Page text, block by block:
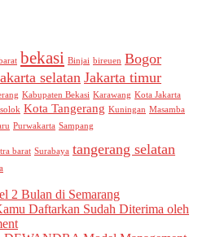
bekasi Binjai bireuen Bogor
selatan Jakarta timur
Kabupaten Bekasi Karawang Kota Jakarta
Kota Tangerang Kuningan Masamba
Purwakarta Sampang
barat Surabaya tangerang selatan
2 Bulan di Semarang
Daftarkan Sudah Diterima oleh